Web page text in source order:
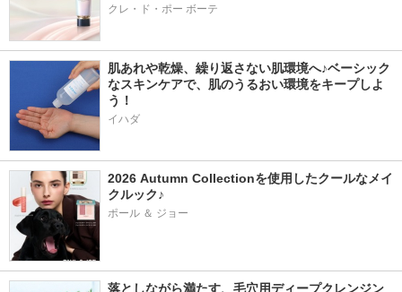
クレ・ド・ポー ボーテ
肌あれや乾燥、繰り返さない肌環境へ♪ベーシック
なスキンケアで、肌のうるおい環境をキープしよ
う！
イハダ
2026 Autumn Collectionを使用したクールなメイ
クルック♪
ポール ＆ ジョー
落としながら満たす、毛穴用ディープクレンジン